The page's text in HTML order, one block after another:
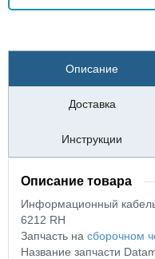
Описание
Доставка
Инструкции
Описание товара
Информационный
6212 RH
Запчасть на сборочном
Название запчасти